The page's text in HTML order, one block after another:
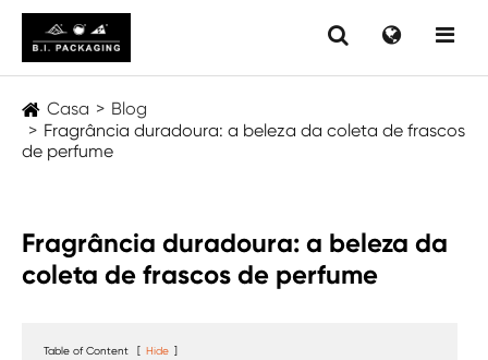
Casa
Blog
Fragrância duradoura: a beleza da coleta de frascos
de perfume
Fragrância duradoura: a beleza da
coleta de frascos de perfume
Table of Content [ Hide ]